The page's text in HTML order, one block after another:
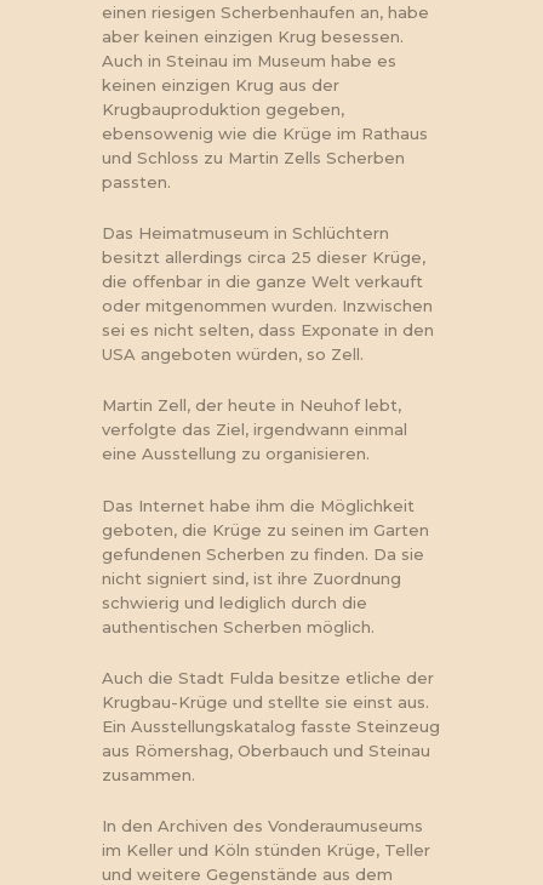
einen riesigen Scherbenhaufen an, habe
aber keinen einzigen Krug besessen.
Auch in Steinau im Museum habe es
keinen einzigen Krug aus der
Krugbauproduktion gegeben,
ebensowenig wie die Krüge im Rathaus
und Schloss zu Martin Zells Scherben
passten.
Das Heimatmuseum in Schlüchtern
besitzt allerdings circa 25 dieser Krüge,
die offenbar in die ganze Welt verkauft
oder mitgenommen wurden. Inzwischen
sei es nicht selten, dass Exponate in den
USA angeboten würden, so Zell.
Martin Zell, der heute in Neuhof lebt,
verfolgte das Ziel, irgendwann einmal
eine Ausstellung zu organisieren.
Das Internet habe ihm die Möglichkeit
geboten, die Krüge zu seinen im Garten
gefundenen Scherben zu finden. Da sie
nicht signiert sind, ist ihre Zuordnung
schwierig und lediglich durch die
authentischen Scherben möglich.
Auch die Stadt Fulda besitze etliche der
Krugbau-Krüge und stellte sie einst aus.
Ein Ausstellungskatalog fasste Steinzeug
aus Römershag, Oberbauch und Steinau
zusammen.
In den Archiven des Vonderaumuseums
im Keller und Köln stünden Krüge, Teller
und weitere Gegenstände aus dem